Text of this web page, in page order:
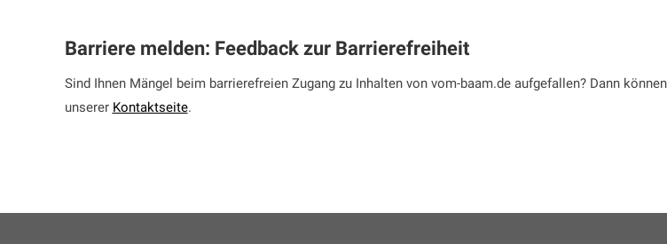
Barriere melden: Feedback zur Barrierefreiheit
Sind Ihnen Mängel beim barrierefreien Zugang zu Inhalten von vom-baam.de aufgefallen? Dann
unserer Kontaktseite.